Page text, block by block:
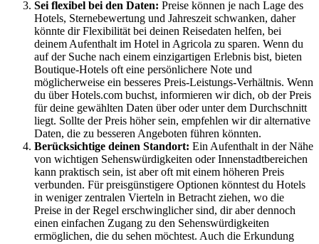
Sei flexibel bei den Daten: Preise können je nach Lage des
Hotels, Sternebewertung und Jahreszeit schwanken, daher
könnte dir Flexibilität bei deinen Reisedaten helfen, bei
deinem Aufenthalt im Hotel in Agricola zu sparen. Wenn du
auf der Suche nach einem einzigartigen Erlebnis bist, bieten
Boutique-Hotels oft eine persönlichere Note und
möglicherweise ein besseres Preis-Leistungs-Verhältnis. Wenn
du über Hotels.com buchst, informieren wir dich, ob der Preis
für deine gewählten Daten über oder unter dem Durchschnitt
liegt. Sollte der Preis höher sein, empfehlen wir dir alternative
Daten, die zu besseren Angeboten führen könnten.
Berücksichtige deinen Standort: Ein Aufenthalt in der Nähe
von wichtigen Sehenswürdigkeiten oder Innenstadtbereichen
kann praktisch sein, ist aber oft mit einem höheren Preis
verbunden. Für preisgünstigere Optionen könntest du Hotels
in weniger zentralen Vierteln in Betracht ziehen, wo die
Preise in der Regel erschwinglicher sind, dir aber dennoch
einen einfachen Zugang zu den Sehenswürdigkeiten
ermöglichen, die du sehen möchtest. Auch die Erkundung